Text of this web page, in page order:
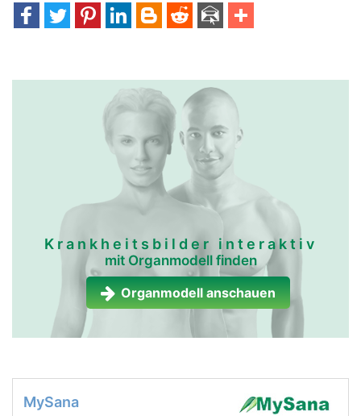
Krankheitsbilder interaktiv
mit Organmodell finden
Organmodell anschauen
MySana